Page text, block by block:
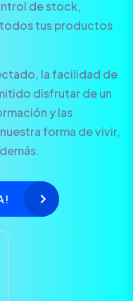
de stock,
tus productos
la facilidad de
disfrutar de un
y las
forma de vivir,